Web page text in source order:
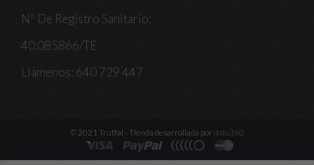
Nº De Registro Sanitario:
40.085866/TE
Llámenos: 640 729 447
© 2021 Truffal - Tienda desarrollada pordato360